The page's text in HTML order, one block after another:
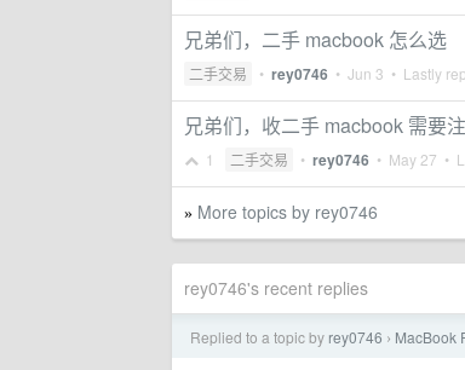
兄弟们，二手 macbook 怎么选
二手交易 • rey0746 • Jun 3 • Lastly
兄弟们，收二手 macbook 需要
1 二手交易 • rey0746 • May 27 •
» More topics by rey0746
rey0746's recent replies
Replied to a topic by rey0746 › MacBook